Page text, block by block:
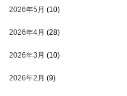
2026年5月 (10)
2026年4月 (28)
2026年3月 (10)
2026年2月 (9)